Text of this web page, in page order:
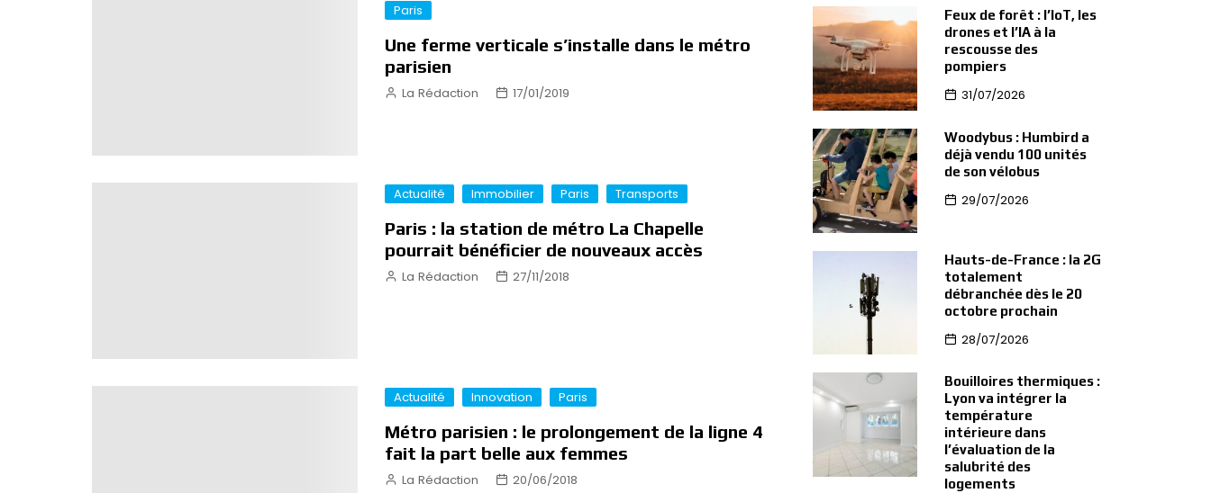
Paris
Une ferme verticale s’installe dans le métro
parisien
La Rédaction 17/01/2019
Actualité Immobilier Paris Transports
Paris : la station de métro La Chapelle
pourrait bénéficier de nouveaux accès
La Rédaction 27/11/2018
Actualité Innovation Paris
Métro parisien : le prolongement de la ligne 4
fait la part belle aux femmes
La Rédaction 20/06/2018
Feux de forêt : l’IoT, les
drones et l’IA à la
rescousse des
pompiers
31/07/2026
Woodybus : Humbird a
déjà vendu 100 unités
de son vélobus
29/07/2026
Hauts-de-France : la 2G
totalement
débranchée dès le 20
octobre prochain
28/07/2026
Bouilloires thermiques :
Lyon va intégrer la
température
intérieure dans
l’évaluation de la
salubrité des
logements